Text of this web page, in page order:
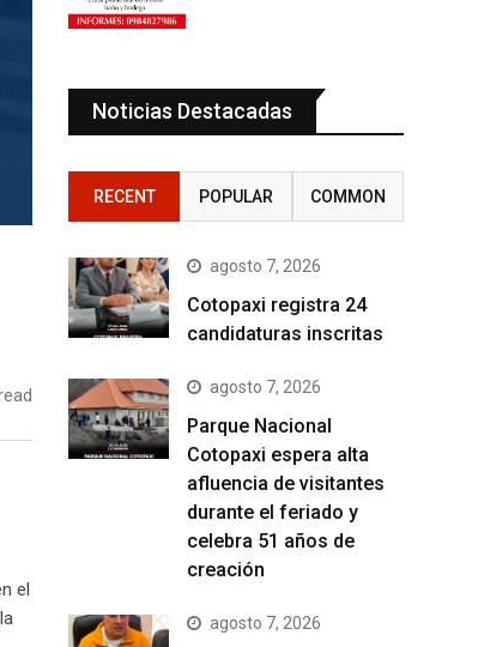
el
Noticias Destacadas
RECENT POPULAR COMMON
agosto 7, 2026
Cotopaxi registra 24
candidaturas inscritas
agosto 7, 2026
Parque Nacional
Cotopaxi espera alta
afluencia de visitantes
durante el feriado y
celebra 51 años de
creación
agosto 7, 2026